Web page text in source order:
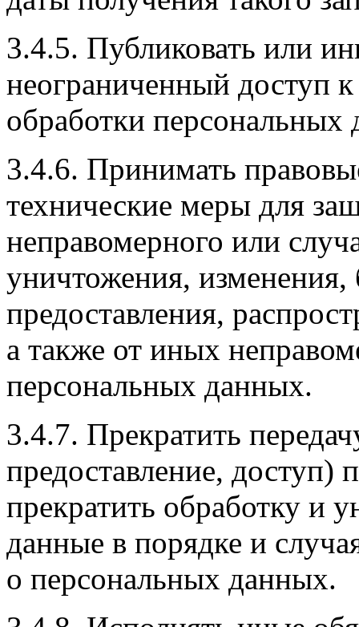
3.4.5. Публиковать или
неограниченный доступ
обработки персональных
3.4.6. Принимать
технические меры для
неправомерного или
уничтожения, изменения,
предоставления,
а также от иных
персональных данных.
3.4.7. Прекратить
предоставление, доступ)
прекратить обработку и
данные в порядке и
о персональных данных.